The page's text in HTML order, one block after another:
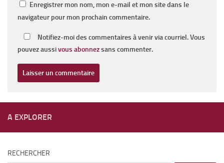
Enregistrer mon nom, mon e-mail et mon site dans le
navigateur pour mon prochain commentaire.
Notifiez-moi des commentaires à venir via courriel. Vous
pouvez aussivous abonnezsans commenter.
A EXPLORER
RECHERCHER